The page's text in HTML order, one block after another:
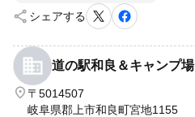
share シェアする
道の駅和良＆キャンプ場
location_on 〒5014507
岐阜県郡上市和良町宮地1155